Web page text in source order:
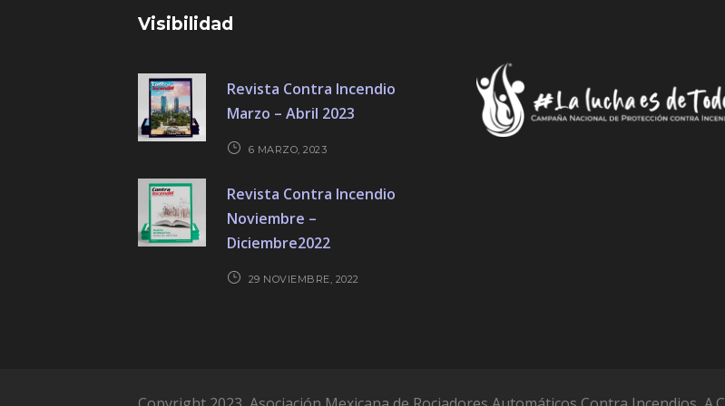
Visibilidad
Revista Contra Incendio
Marzo – Abril 2023
6 MARZO, 2023
Revista Contra Incendio
Noviembre –
Diciembre2022
29 NOVIEMBRE, 2022